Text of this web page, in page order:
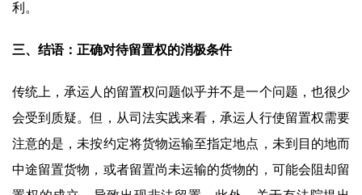
利。
三、结语：正确对待留置权的消极条件
传统上，承运人的留置权问题似乎并不是一个问题，也很少
会受到质疑。但，从司法实践来看，承运人行使留置权需要
注意的是，未按约定将货物运输至指定地点，未到目的地而
中途留置货物，或者留置尚未运输的货物的，可能会阻却留